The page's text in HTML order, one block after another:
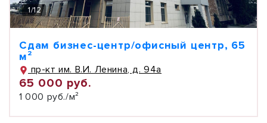
1/12
Сдам бизнес-центр/офисный центр, 65
м²
пр-кт им. В.И. Ленина, д. 94а
65 000 руб.
1 000 руб./м²